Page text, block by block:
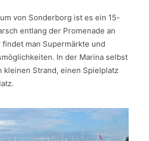
von Sonderborg ist es ein 15-
entlang der Promenade an
man Supermärkte und
In der Marina selbst
kleinen Strand, einen Spielplatz